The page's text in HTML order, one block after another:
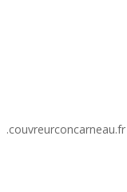
.couvreurconcarneau.fr